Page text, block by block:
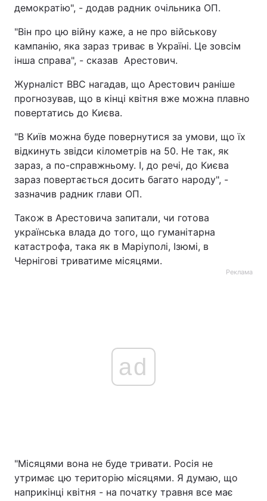
демократію", - додав радник очільника ОП.
"Він про цю війну каже, а не про військову
кампанію, яка зараз триває в Україні. Це зовсім
інша справа", - сказав Арестович.
Журналіст ВВС нагадав, що Арестович раніше
прогнозував, що в кінці квітня вже можна плавно
повертатись до Києва.
"В Київ можна буде повернутися за умови, що їх
відкинуть звідси кілометрів на 50. Не так, як
зараз, а по-справжньому. І, до речі, до Києва
зараз повертається досить багато народу", -
зазначив радник глави ОП.
Також в Арестовича запитали, чи готова
українська влада до того, що гуманітарна
катастрофа, така як в Маріуполі, Ізюмі, в
Чернігові триватиме місяцями.
Реклама
ad
"Місяцями вона не буде тривати. Росія не
утримає цю територію місяцями. Я думаю, що
наприкінці квітня - на початку травня все має